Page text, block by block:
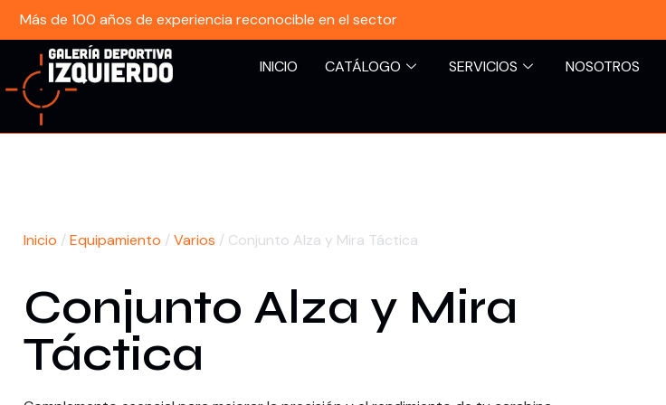
Más de 100 años de experiencia reconocible en el sector
INICIO CATÁLOGO SERVICIOS NOSOTROS
Inicio / Equipamiento / Varios / Conjunto Alza y Mira Táctica
Conjunto Alza y Mira
Táctica